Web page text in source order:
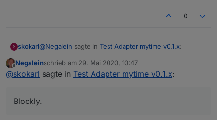
0
S skokarl@Negalein sagte in Test Adapter mytime v0.1.x:
Würdest du einen Export vom Widget und Blockly
Offline
Negaleinschrieb am 29. Mai 2020, 10:47
zuletzt editiert von
@skokarl sagte in Test Adapter mytime v0.1.x:
Blockly.